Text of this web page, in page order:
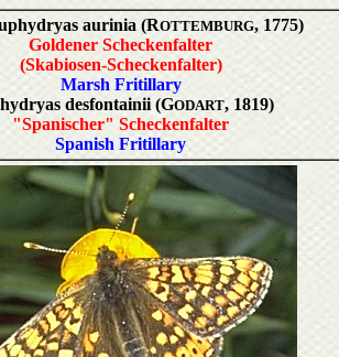
aurinia (ROTTEMBURG, 1775)
Goldener Scheckenfalter
(Skabiosen-Scheckenfalter)
Marsh Fritillary
desfontainii (GODART, 1819)
"Spanischer" Scheckenfalter
Spanish Fritillary